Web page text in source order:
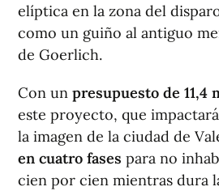
elíptica en la zona del
como un guiño al antiguo
de Goerlich.
Con un presupuesto de 11,4
este proyecto, que
la imagen de la ciudad de
en cuatro fases para no
cien por cien mientras dura